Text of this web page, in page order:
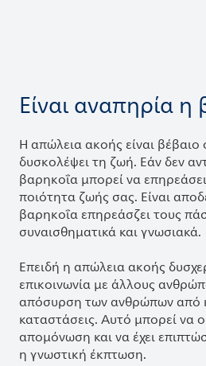
Είναι αναπηρία η
Η απώλεια ακοής είναι βέβαιο
δυσκολέψει τη ζωή. Εάν δεν
βαρηκοΐα μπορεί να
ποιότητα ζωής σας. Είναι
βαρηκοΐα επηρεάσζει τους
συναισθηματικά και γνωσιακά.
Επειδή η απώλεια ακοής
επικοινωνία με άλλους
απόσυρση των ανθρώπων από
καταστάσεις. Αυτό μπορεί να
απομόνωση και να έχει
η γνωστική έκπτωση.